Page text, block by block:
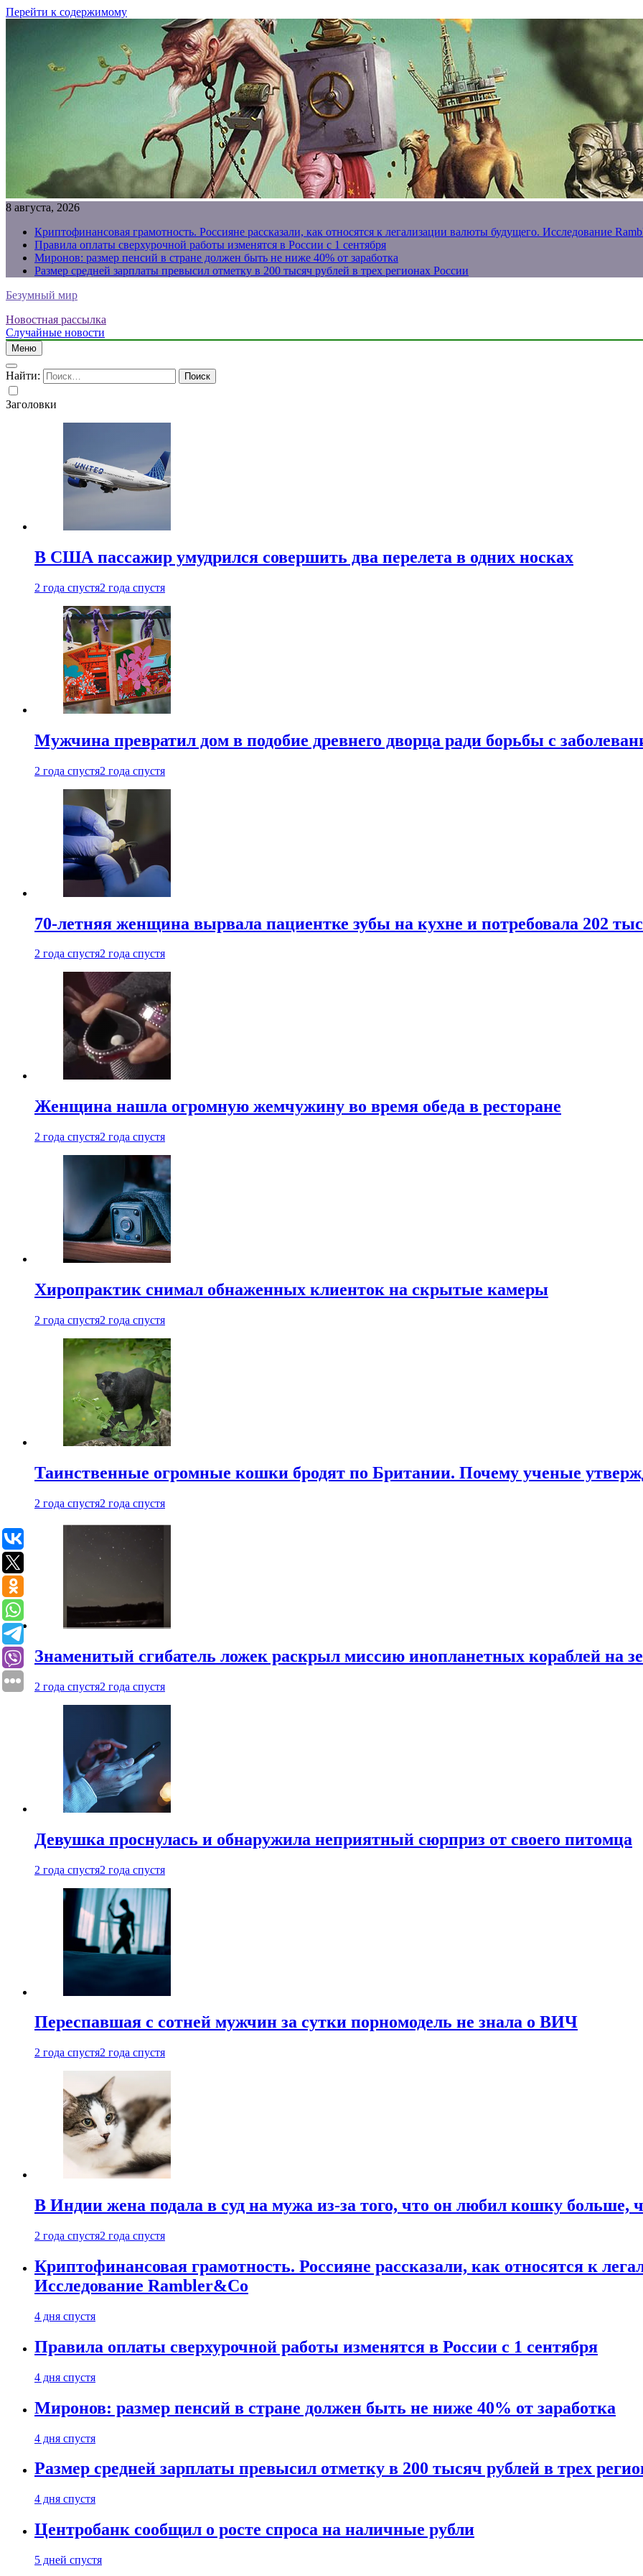
Перейти к содержимому
8 августа, 2026
Криптофинансовая грамотность. Россияне рассказали, как относятся к легализации валюты будущего. Исследование
Правила оплаты сверхурочной работы изменятся в России с 1 сентября
Миронов: размер пенсий в стране должен быть не ниже 40% от заработка
Размер средней зарплаты превысил отметку в 200 тысяч рублей в трех регионах России
Безумный мир
Новостная рассылка
Случайные новости
Меню
Найти:
Заголовки
В США пассажир умудрился совершить два перелета в одних носках
2 года спустя2 года спустя
Мужчина превратил дом в подобие древнего дворца ради борьбы с
2 года спустя2 года спустя
70-летняя женщина вырвала пациентке зубы на кухне и потребовала 202
2 года спустя2 года спустя
Женщина нашла огромную жемчужину во время обеда в ресторане
2 года спустя2 года спустя
Хиропрактик снимал обнаженных клиенток на скрытые камеры
2 года спустя2 года спустя
Таинственные огромные кошки бродят по Британии. Почему ученые
2 года спустя2 года спустя
Знаменитый сгибатель ложек раскрыл миссию инопланетных кораблей на
2 года спустя2 года спустя
Девушка проснулась и обнаружила неприятный сюрприз от своего питомца
2 года спустя2 года спустя
Переспавшая с сотней мужчин за сутки порномодель не знала о ВИЧ
2 года спустя2 года спустя
В Индии жена подала в суд на мужа из-за того, что он любил кошку больше,
2 года спустя2 года спустя
Криптофинансовая грамотность. Россияне рассказали, как относятся к
Исследование Rambler&Co
4 дня спустя
Правила оплаты сверхурочной работы изменятся в России с 1 сентября
4 дня спустя
Миронов: размер пенсий в стране должен быть не ниже 40% от заработка
4 дня спустя
Размер средней зарплаты превысил отметку в 200 тысяч рублей в трех
4 дня спустя
Центробанк сообщил о росте спроса на наличные рубли
5 дней спустя